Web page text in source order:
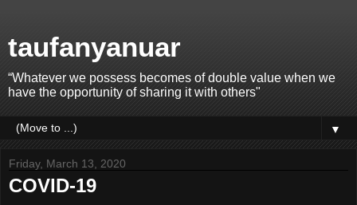
taufanyanuar
“Whatever we possess becomes of double value when we
have the opportunity of sharing it with others"
▼
Friday, March 13, 2020
COVID-19